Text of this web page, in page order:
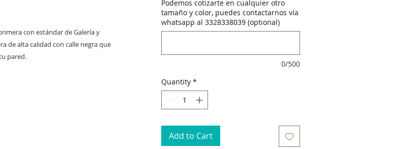
con estándar de Galería y
de alta calidad con calle negra que
pared.
Podemos cotizarte en cualquier otro
tamaño y color, puedes contactarnos vía
whatsapp al 3328338039 (optional)
0/500
Quantity *
Add to Cart